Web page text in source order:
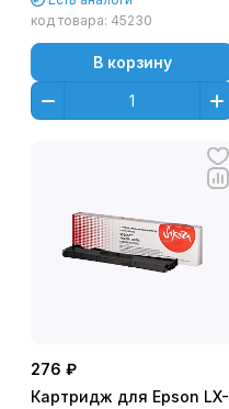
код товара: 45230
В корзину
276 ₽
Картридж для Epson LX-